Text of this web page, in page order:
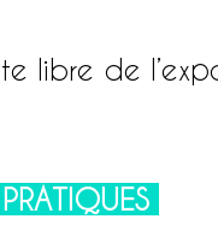
libre de